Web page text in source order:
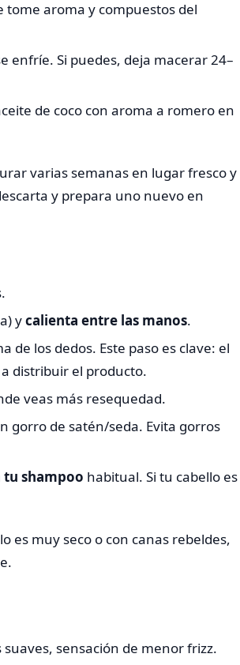
tome aroma y compuestos del
enfríe. Si puedes, deja macerar 24–
de coco con aroma a romero en
varias semanas en lugar fresco y
y prepara uno nuevo en
ycalienta entre las manos.
de los dedos. Este paso es clave: el
distribuir el producto.
veas más resequedad.
gorro de satén/seda. Evita gorros
tu shampoo habitual. Si tu cabello es
es muy seco o con canas rebeldes,
suaves, sensación de menor frizz.